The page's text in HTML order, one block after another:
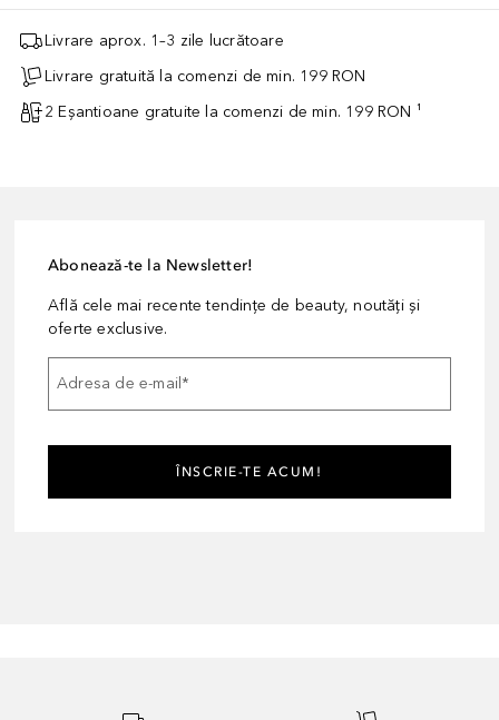
Livrare aprox. 1–3 zile lucrătoare
Livrare gratuită la comenzi de min. 199 RON
2 Eșantioane gratuite la comenzi de min. 199 RON ¹
Abonează-te la Newsletter!
Află cele mai recente tendințe de beauty, noutăți și
oferte exclusive.
Adresa de e-mail*
ÎNSCRIE-TE ACUM!